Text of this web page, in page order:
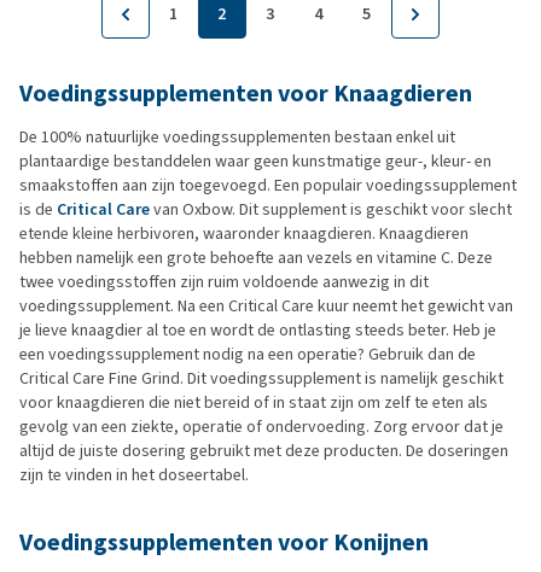
1 2 3 4 5
Voedingssupplementen voor Knaagdieren
De 100% natuurlijke voedingssupplementen bestaan enkel uit
plantaardige bestanddelen waar geen kunstmatige geur-, kleur- en
smaakstoffen aan zijn toegevoegd. Een populair voedingssupplement
is de Critical Carevan Oxbow. Dit supplement is geschikt voor slecht
etende kleine herbivoren, waaronder knaagdieren. Knaagdieren
hebben namelijk een grote behoefte aan vezels en vitamine C. Deze
twee voedingsstoffen zijn ruim voldoende aanwezig in dit
voedingssupplement. Na een Critical Care kuur neemt het gewicht van
je lieve knaagdier al toe en wordt de ontlasting steeds beter. Heb je
een voedingssupplement nodig na een operatie? Gebruik dan de
Critical Care Fine Grind. Dit voedingssupplement is namelijk geschikt
voor knaagdieren die niet bereid of in staat zijn om zelf te eten als
gevolg van een ziekte, operatie of ondervoeding. Zorg ervoor dat je
altijd de juiste dosering gebruikt met deze producten. De doseringen
zijn te vinden in het doseertabel.
Voedingssupplementen voor Konijnen